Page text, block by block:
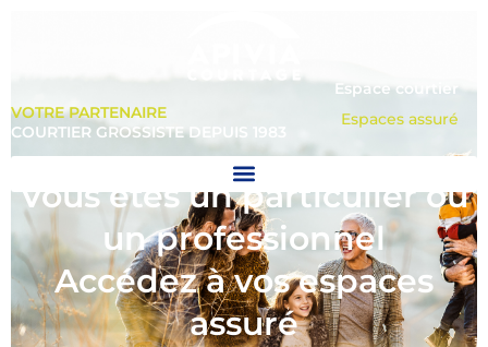
VOTRE PARTENAIRE
COURTIER GROSSISTE DEPUIS 1983
Espace courtier
Espaces assuré
Vous êtes un particulier ou
un professionnel
Accédez à vos espaces
assuré